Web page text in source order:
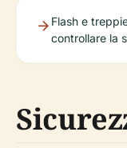
Flash e
controllare la